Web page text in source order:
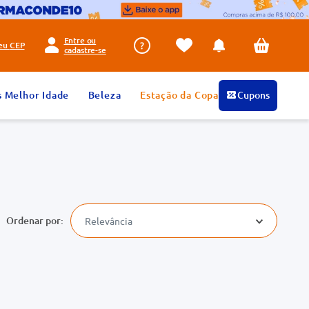
CEP
Entre ou
cadastre-se
Melhor Idade Beleza Estação da Copa Cupons
Relevância